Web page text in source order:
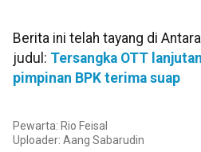
Berita ini telah tayang di
judul: Tersangka OTT
pimpinan BPK terima suap
Pewarta: Rio Feisal
Uploader: Aang Sabarudin